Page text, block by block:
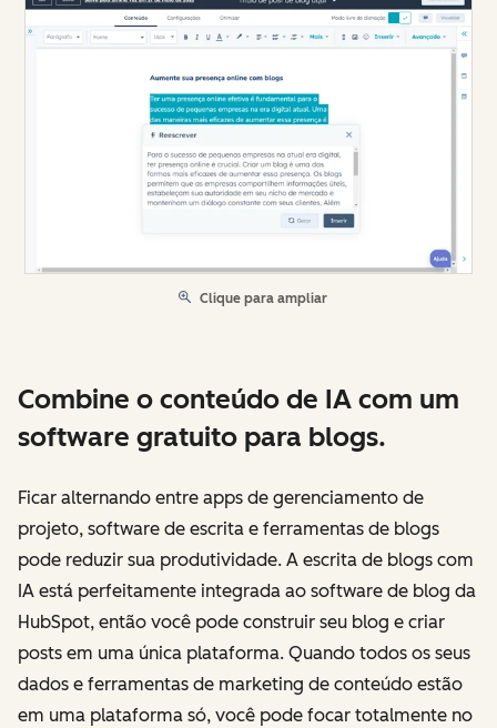
Clique para ampliar
Combine o conteúdo de IA com um
software gratuito para blogs.
Ficar alternando entre apps de gerenciamento de
projeto, software de escrita e ferramentas de blogs
pode reduzir sua produtividade. A escrita de blogs com
IA está perfeitamente integrada ao software de blog da
HubSpot, então você pode construir seu blog e criar
posts em uma única plataforma. Quando todos os seus
dados e ferramentas de marketing de conteúdo estão
em uma plataforma só, você pode focar totalmente no